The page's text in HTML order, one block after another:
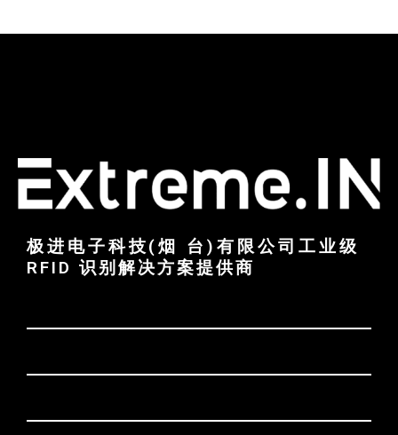
极进电子科技(烟 台)有限公司工业级
RFID 识别解决方案提供商